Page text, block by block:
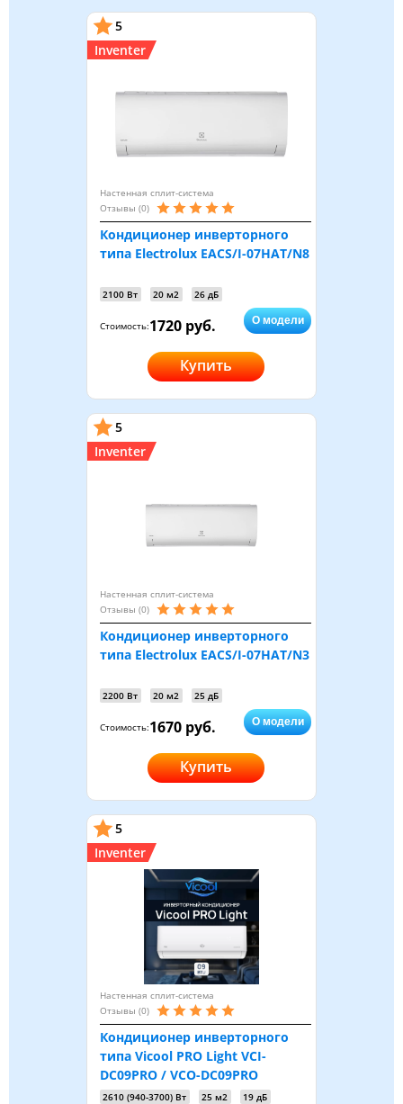
5
Inventer
Настенная сплит-система
Отзывы (0)
Кондиционер инверторного
типа Electrolux EACS/I-07HAT/N8
2100 Вт 20 м2 26 дБ
Стоимость:1720 руб. О модели
Купить
5
Inventer
Настенная сплит-система
Отзывы (0)
Кондиционер инверторного
типа Electrolux EACS/I-07HAT/N3
2200 Вт 20 м2 25 дБ
Стоимость:1670 руб. О модели
Купить
5
Inventer
Настенная сплит-система
Отзывы (0)
Кондиционер инверторного
типа Vicool PRO Light VCI-
DC09PRO / VCO-DC09PRO
2610 (940-3700) Вт 25 м2 19 дБ